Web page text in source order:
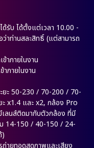
รับ ได้ตั้งแต่เวลา 10.00 -
ว่าท่านสละสิทธิ์ (แต่สามารถ
าภายในงาน
ภายในงาน
ยะ 50-230 / 70-200 / 70-
x1.4 และ x2, กล้อง Pro
ลนส์ติดมากับตัวกล้อง ที่มี
ม 14-150 / 40-150 / 24-
)
ายทอดสดภาพและเสียง